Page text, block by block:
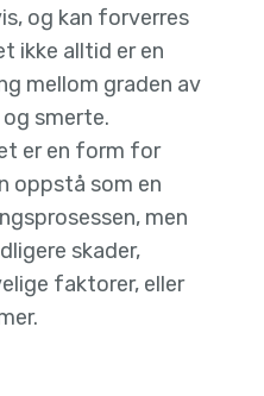
og kan forverres
ikke alltid er en
mellom graden av
smerte.
er en form for
oppstå som en
men
skader,
faktorer, eller